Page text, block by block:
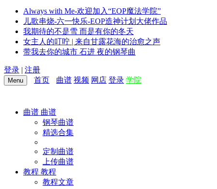
Always with Me-欢迎加入“EOP魔法学院”
儿歌串烧-六一快乐-EOP造神计划大佬作品
我期待的不是雪 而是有你的冬天
女主人的叮咛 | 来自甘露花海的治愈之声
带我去你的城市 石进 夜的钢琴曲
登录 | 注册
Menu 首页 曲谱 视频 网店 登录 学院
曲谱 曲谱
钢琴曲谱
精选合集
定制曲谱
上传曲谱
教程 教程
教程文章